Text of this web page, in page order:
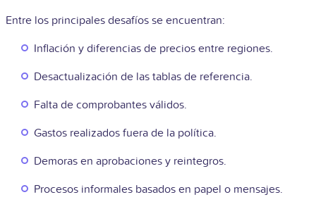
Entre los principales desafíos se encuentran:
Inflación y diferencias de precios entre regiones.
Desactualización de las tablas de referencia.
Falta de comprobantes válidos.
Gastos realizados fuera de la política.
Demoras en aprobaciones y reintegros.
Procesos informales basados en papel o mensajes.